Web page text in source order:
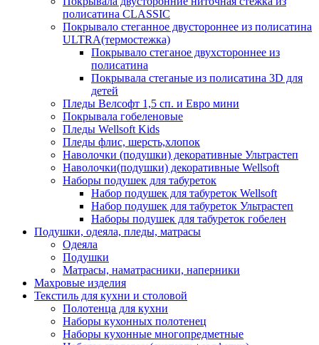
полисатина CLASSIC
Покрывало стеганное двустороннее из полисатина
ULTRA(термостежка)
Покрывало стеганое двухстороннее из
полисатина
Покрывала стеганые из полисатина 3D для
детей
Пледы Велсофт 1,5 сп. и Евро мини
Покрывала гобеленовые
Пледы Wellsoft Kids
Пледы флис, шерсть,хлопок
Наволочки (подушки) декоративные Ультрастеп
Наволочки(подушки) декоративные Wellsoft
Наборы подушек для табуреток
Набор подушек для табуреток Wellsoft
Набор подушек для табуреток Ультрастеп
Наборы подушек для табуреток гобелен
Подушки, одеяла, пледы, матрасы
Одеяла
Подушки
Матрасы, наматрасники, наперники
Махровые изделия
Текстиль для кухни и столовой
Полотенца для кухни
Наборы кухонных полотенец
Наборы кухонные многопредметные